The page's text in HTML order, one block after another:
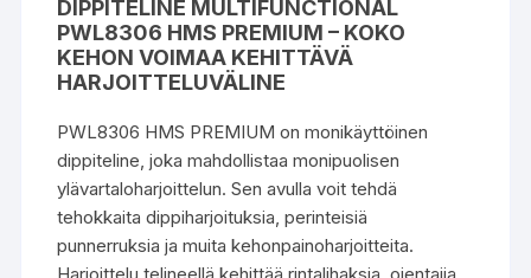
DIPPITELINE MULTIFUNCTIONAL
PWL8306 HMS PREMIUM – KOKO
KEHON VOIMAA KEHITTÄVÄ
HARJOITTELUVÄLINE
PWL8306 HMS PREMIUM on monikäyttöinen
dippiteline, joka mahdollistaa monipuolisen
ylävartaloharjoittelun. Sen avulla voit tehdä
tehokkaita dippiharjoituksia, perinteisiä
punnerruksia ja muita kehonpainoharjoitteita.